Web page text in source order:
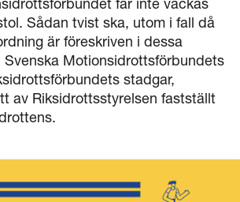
Sådan tvist ska, utom i fall då
är föreskriven i dessa
Svenska Motionsidrotts­förbundets
stadgar,
av Riksidrotts­styrelsen fastställt